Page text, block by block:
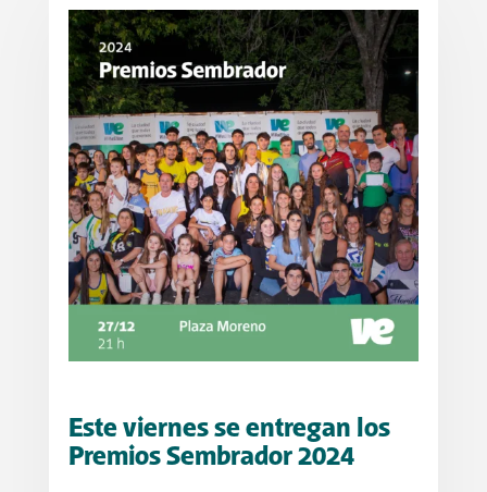
Este viernes se entregan los
Premios Sembrador 2024